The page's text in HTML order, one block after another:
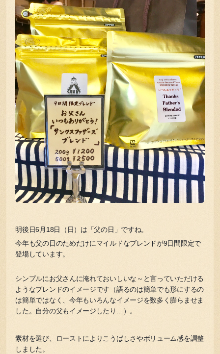
明後日6月18日（日）は「父の日」ですね。
今年も父の日のためだけにマイルドなブレンドが9日間限定で
登場しています。
シンプルにお父さんに淹れておいしいな～と言っていただける
ようなブレンドのイメージです（語るのは簡単でも形にするの
は簡単ではなく、今年もいろんなイメージを数多く膨らませま
した。自分の父もイメージしたり…）。
素材を選び、ローストによりこうばしさやボリューム感を調整
しました。